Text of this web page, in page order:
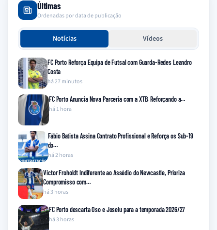
Últimas
Ordenadas por data de publicação
Notícias Vídeos
FC Porto Reforça Equipa de Futsal com Guarda-Redes Leandro
Costa
há 27 minutos
FC Porto Anuncia Nova Parceria com a XTB, Reforçando a…
há 1 hora
Fábio Batista Assina Contrato Profissional e Reforça os Sub-19
do…
há 2 horas
Victor Froholdt Indiferente ao Assédio do Newcastle, Prioriza
Compromisso com…
há 3 horas
FC Porto descarta Oso e Joselu para a temporada 2026/27
há 3 horas